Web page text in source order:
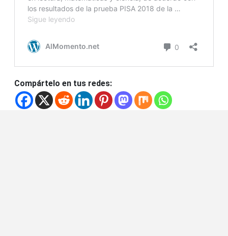
Compártelo en tus redes: